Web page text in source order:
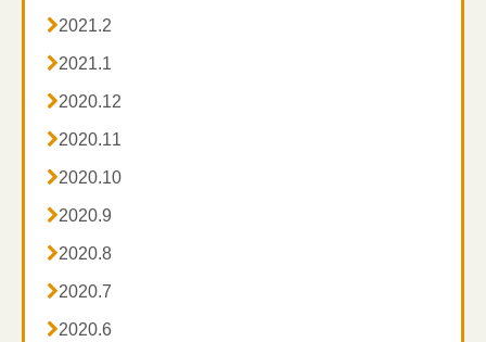
2021.2
2021.1
2020.12
2020.11
2020.10
2020.9
2020.8
2020.7
2020.6